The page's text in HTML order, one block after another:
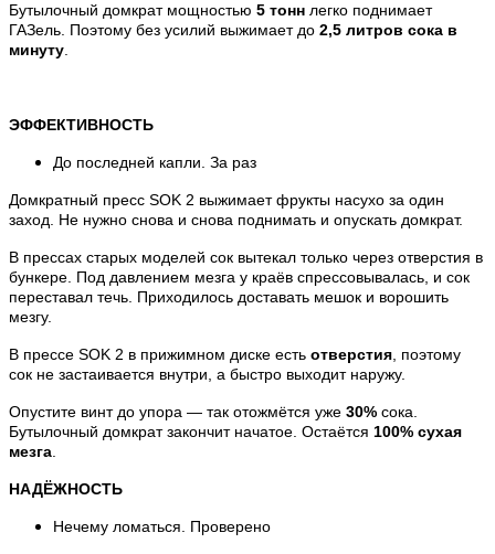
Бутылочный домкрат мощностью 5 тонн легко поднимает
ГАЗель. Поэтому без усилий выжимает до 2,5 литров сока в
минуту
ЭФФЕКТИВНОСТЬ
До последней капли. За раз
Домкратный пресс SOK 2 выжимает фрукты насухо за один
заход. Не нужно снова и снова поднимать и опускать домкрат.
В прессах старых моделей сок вытекал только через отверстия в
бункере. Под давлением мезга у краёв спрессовывалась, и сок
переставал течь. Приходилось доставать мешок и ворошить
мезгу.
В прессе SOK 2 в прижимном диске есть отверстия , поэтому
сок не застаивается внутри, а быстро выходит наружу.
Опустите винт до упора — так отожмётся уже 30% сока.
Бутылочный домкрат закончит начатое. Остаётся 100% сухая
мезга
НАДЁЖНОСТЬ
Нечему ломаться. Проверено